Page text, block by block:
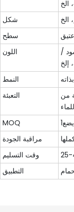
الخ
شكل
الخ
سطح
اللون
/
النمط
التعبئة
من
MOQ
يضع1
مراقبة الجودة
وقت التسليم
التطبيق